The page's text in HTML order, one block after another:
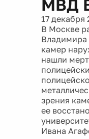
МВД
17 декабря
В Москве
Владимира
камер
нашли
зрения
ее
Ивана